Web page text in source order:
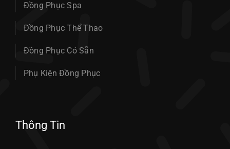
Đồng Phục Spa
Đồng Phục Thể Thao
Đồng Phục Có Sẵn
Phụ Kiện Đồng Phục
Thông Tin